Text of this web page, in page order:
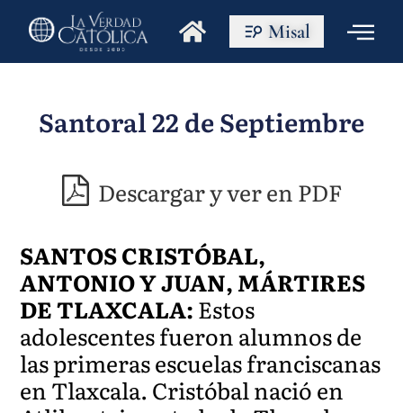
Misal
Santoral 22 de Septiembre
Descargar y ver en PDF
SANTOS CRISTÓBAL,
ANTONIO Y JUAN, MÁRTIRES
DE TLAXCALA:Estos
adolescentes fueron alumnos de
las primeras escuelas franciscanas
en Tlaxcala. Cristóbal nació en